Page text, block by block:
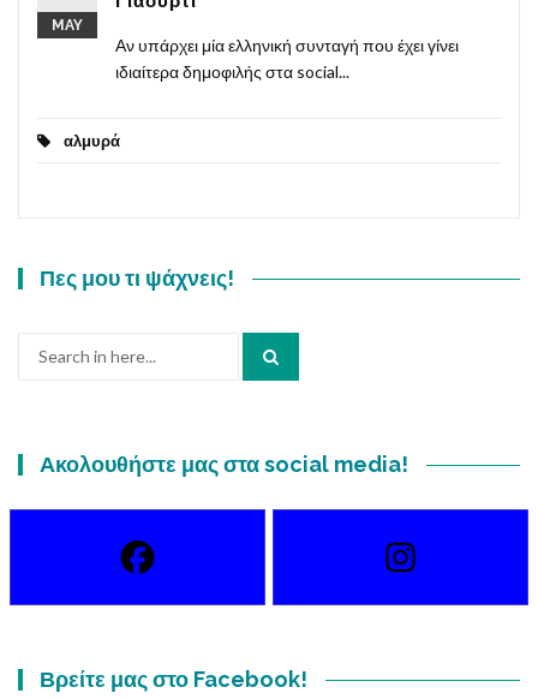
MAY
Αν υπάρχει μία ελληνική συνταγή που έχει γίνει
ιδιαίτερα δημοφιλής στα social...
αλμυρά
Πες μου τι ψάχνεις!
Ακολουθήστε μας στα social media!
Βρείτε μας στο Facebook!